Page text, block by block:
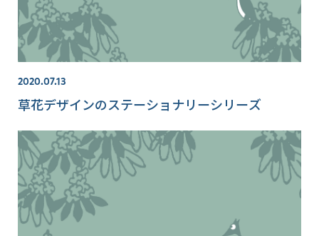
2020.07.13
草花デザインのステーショナリーシリーズ